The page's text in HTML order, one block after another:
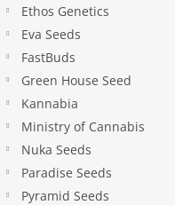
Ethos Genetics
Eva Seeds
FastBuds
Green House Seed
Kannabia
Ministry of Cannabis
Nuka Seeds
Paradise Seeds
Pyramid Seeds